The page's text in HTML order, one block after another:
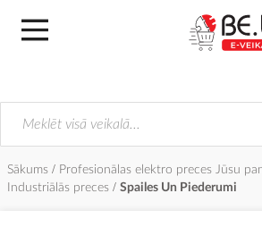
Sākums
Profesionālas elektro preces Jūsu
Industriālās preces
Spailes Un Piederumi